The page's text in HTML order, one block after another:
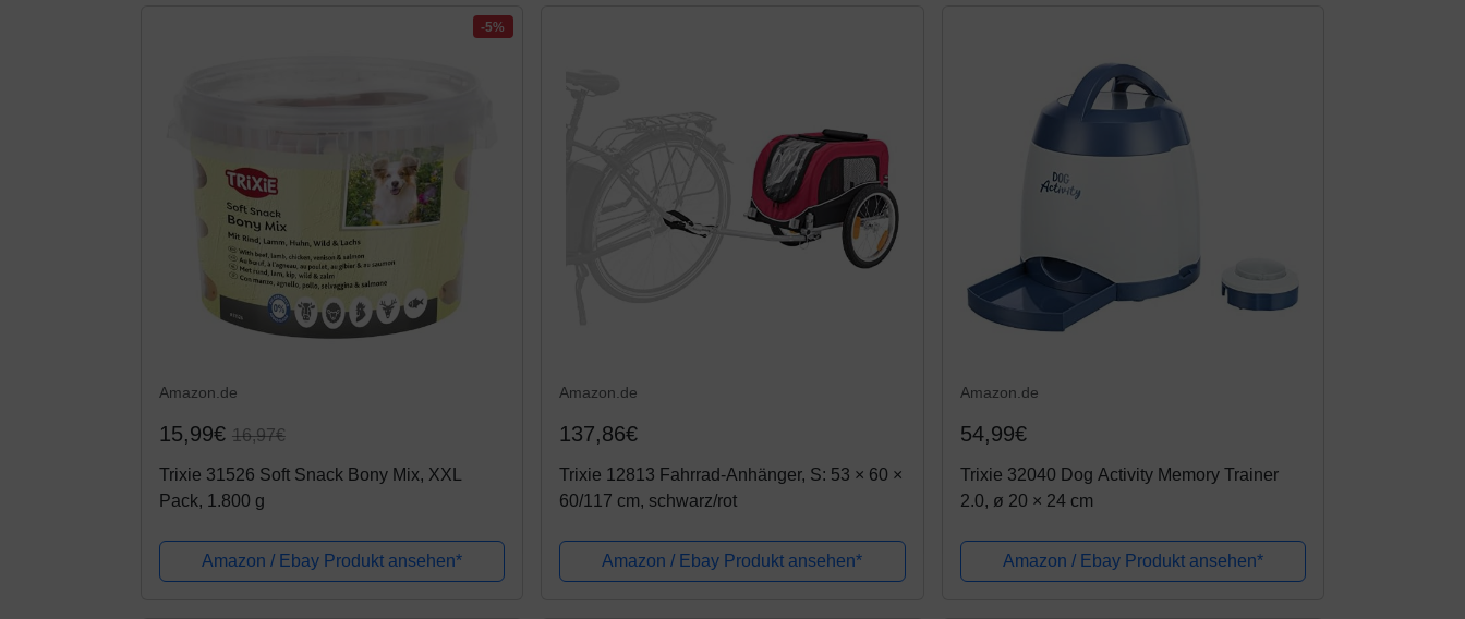
-5%
Amazon.de
15,99€ 16,97€
Trixie 31526 Soft Snack Bony Mix, XXL
Pack, 1.800 g
Amazon / Ebay Produkt ansehen*
Amazon.de
137,86€
Trixie 12813 Fahrrad-Anhänger, S: 53 × 60 ×
60/117 cm, schwarz/rot
Amazon / Ebay Produkt ansehen*
Amazon.de
54,99€
Trixie 32040 Dog Activity Memory Trainer
2.0, ø 20 × 24 cm
Amazon / Ebay Produkt ansehen*